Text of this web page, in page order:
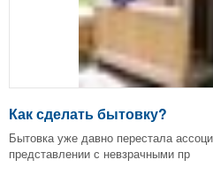
Как сделать бытовку?
Бытовка уже давно перестала
представлении с невзрачными пр